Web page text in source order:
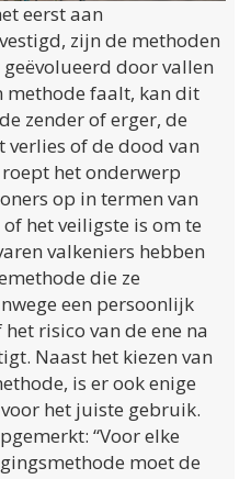
eerst aan
zijn de methoden
door vallen
methode faalt, kan dit
zender of erger, de
of de dood van
het onderwerp
op in termen van
het veiligste is om te
valkeniers hebben
die ze
een persoonlijk
risico van de ene na
Naast het kiezen van
is er ook enige
het juiste gebruik.
“Voor elke
moet de